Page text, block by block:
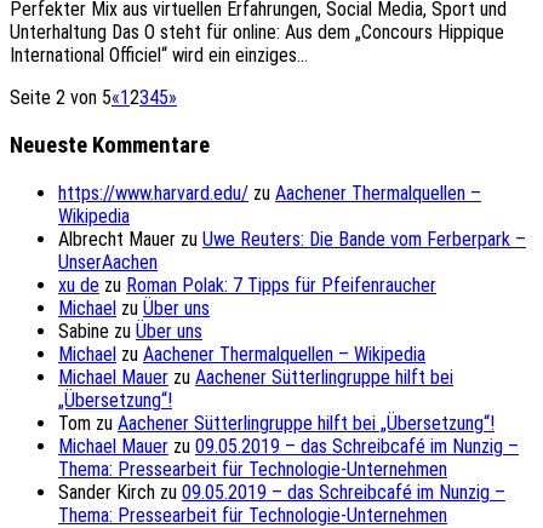
Perfekter Mix aus virtuellen Erfahrungen, Social Media, Sport und
Unterhaltung Das O steht für online: Aus dem „Concours Hippique
International Officiel“ wird ein einziges...
Seite 2 von 5«12345»
Neueste Kommentare
https://www.harvard.edu/ zu Aachener Thermalquellen –
Wikipedia
Albrecht Mauer zu Uwe Reuters: Die Bande vom Ferberpark –
UnserAachen
xu de zu Roman Polak: 7 Tipps für Pfeifenraucher
Michael zu Über uns
Sabine zu Über uns
Michael zu Aachener Thermalquellen – Wikipedia
Michael Mauer zu Aachener Sütterlingruppe hilft bei
„Übersetzung“!
Tom zu Aachener Sütterlingruppe hilft bei „Übersetzung“!
Michael Mauer zu 09.05.2019 – das Schreibcafé im Nunzig –
Thema: Pressearbeit für Technologie-Unternehmen
Sander Kirch zu 09.05.2019 – das Schreibcafé im Nunzig –
Thema: Pressearbeit für Technologie-Unternehmen